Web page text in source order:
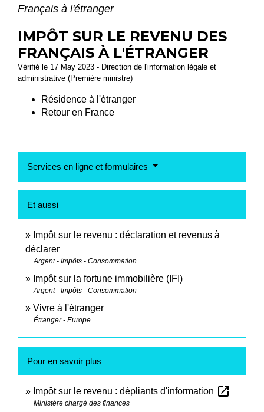
Français à l'étranger
IMPÔT SUR LE REVENU DES
FRANÇAIS À L'ÉTRANGER
Vérifié le 17 May 2023 - Direction de l'information légale et
administrative (Première ministre)
Résidence à l'étranger
Retour en France
Services en ligne et formulaires
Et aussi
Impôt sur le revenu : déclaration et revenus à
déclarer
Argent - Impôts - Consommation
Impôt sur la fortune immobilière (IFI)
Argent - Impôts - Consommation
Vivre à l'étranger
Étranger - Europe
Pour en savoir plus
Impôt sur le revenu : dépliants d'information open_in_new
Ministère chargé des finances